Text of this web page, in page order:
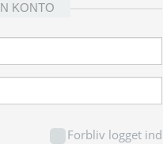
KONTO
Forbliv logget ind